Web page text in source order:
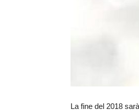
La fine del 2018